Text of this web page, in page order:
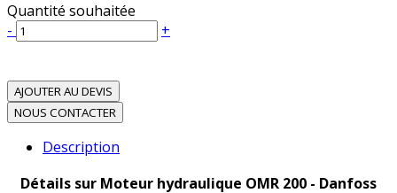
Quantité souhaitée
-
+
AJOUTER AU DEVIS
NOUS CONTACTER
Description
Détails sur Moteur hydraulique OMR 200 - Danfoss